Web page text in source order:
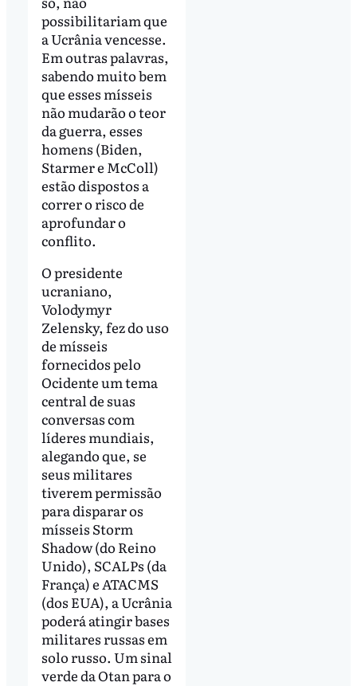
possibilitariam que
a Ucrânia vencesse.
Em outras palavras,
sabendo muito bem
que esses mísseis
não mudarão o teor
da guerra, esses
homens (Biden,
Starmer e McColl)
estão dispostos a
correr o risco de
aprofundar o
conflito.
O presidente
ucraniano,
Volodymyr
Zelensky, fez do uso
de mísseis
fornecidos pelo
Ocidente um tema
central de suas
conversas com
líderes mundiais,
alegando que, se
seus militares
tiverem permissão
para disparar os
mísseis Storm
Shadow (do Reino
Unido), SCALPs (da
França) e ATACMS
(dos EUA), a Ucrânia
poderá atingir bases
militares russas em
solo russo. Um sinal
verde da Otan para o